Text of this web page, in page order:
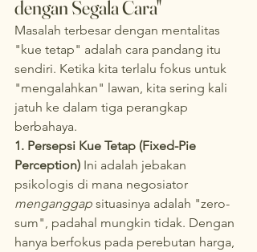
dengan Segala Cara"
Masalah terbesar dengan mentalitas
"kue tetap" adalah cara pandang itu
sendiri. Ketika kita terlalu fokus untuk
"mengalahkan" lawan, kita sering kali
jatuh ke dalam tiga perangkap
berbahaya.
1. Persepsi Kue Tetap (Fixed-Pie
Perception) Ini adalah jebakan
psikologis di mana negosiator
menganggap situasinya adalah "zero-
sum", padahal mungkin tidak. Dengan
hanya berfokus pada perebutan harga,